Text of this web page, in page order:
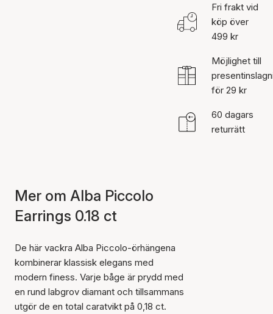
Fri frakt vid
köp över
499 kr
Möjlighet till
för 29 kr
60 dagars
returrätt
Mer om Alba Piccolo
Earrings 0.18 ct
De här vackra Alba Piccolo-örhängena
kombinerar klassisk elegans med
modern finess. Varje båge är prydd med
en rund labgrov diamant och tillsammans
utgör de en total caratvikt på 0,18 ct.